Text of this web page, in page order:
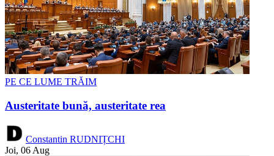
PE CE LUME TRĂIM
Austeritate bună, austeritate rea
Constantin RUDNIȚCHI
Joi, 06 Aug